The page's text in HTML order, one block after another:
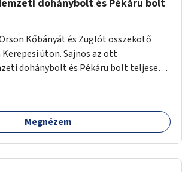
dohánybolt és Pékáru bolt
Kőbányát és Zuglót összekötő
úton. Sajnos az ott
dohánybolt és Pékáru bolt teljesen
hogy újítsák fel a "Gombát" és adják
dohányboltnak és Pékáru
Megnézem